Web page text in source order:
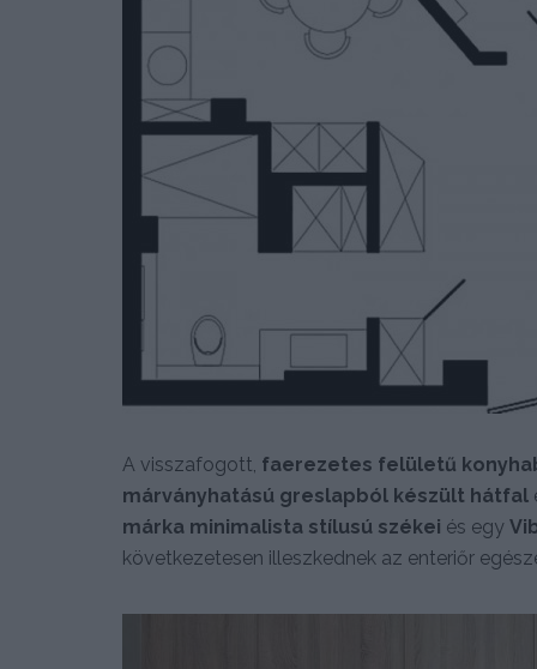
A visszafogott, faerezetes felületű
márványhatású greslapból készült hátfal
márka minimalista stílusú székei és egy
következetesen illeszkednek az enteriőr